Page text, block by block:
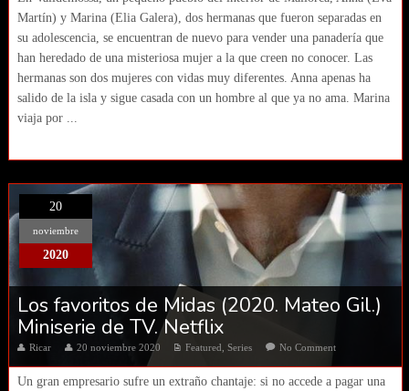
Martín) y Marina (Elia Galera), dos hermanas que fueron separadas en
su adolescencia, se encuentran de nuevo para vender una panadería que
han heredado de una misteriosa mujer a la que creen no conocer. Las
hermanas son dos mujeres con vidas muy diferentes. Anna apenas ha
salido de la isla y sigue casada con un hombre al que ya no ama. Marina
viaja por ...
20
noviembre
2020
Los favoritos de Midas (2020. Mateo Gil.)
Miniserie de TV. Netflix
Ricar 20 noviembre 2020 Featured Series No Comment
Un gran empresario sufre un extraño chantaje: si no accede a pagar una